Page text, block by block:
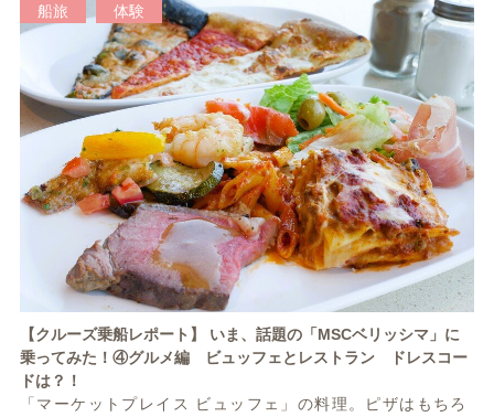
船旅 体験
【クルーズ乗船レポート】 いま、話題の「MSCベリッシマ」に
乗ってみた！④グルメ編 ビュッフェとレストラン ドレスコー
ドは？！
「マーケットプレイス ビュッフェ」の料理。ピザはもちろ